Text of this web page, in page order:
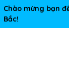
Chào mừng bạn
Bắc!